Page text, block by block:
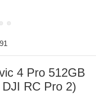
4 Pro 512GB
RC Pro 2)